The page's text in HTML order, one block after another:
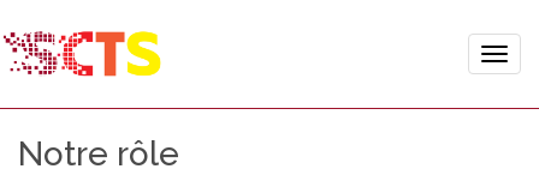
Toggle
Notre rôle